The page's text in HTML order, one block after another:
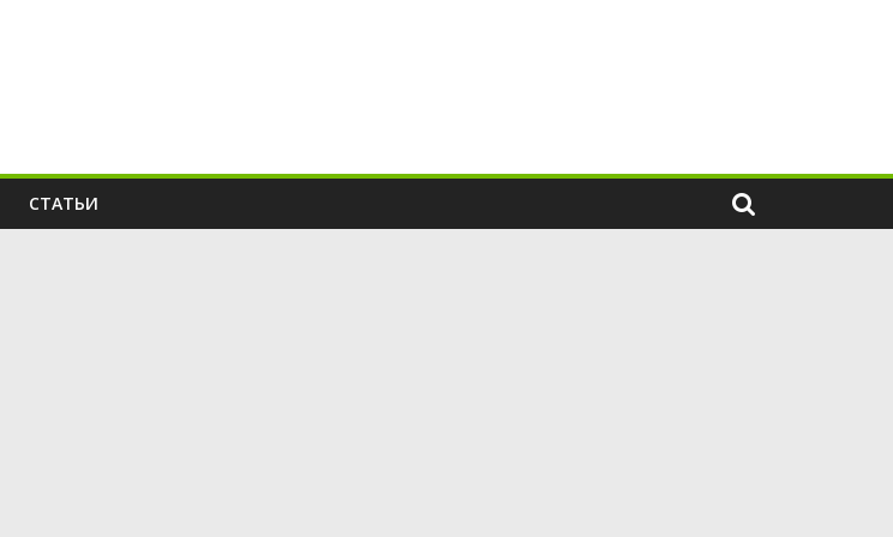
СТАТЬИ